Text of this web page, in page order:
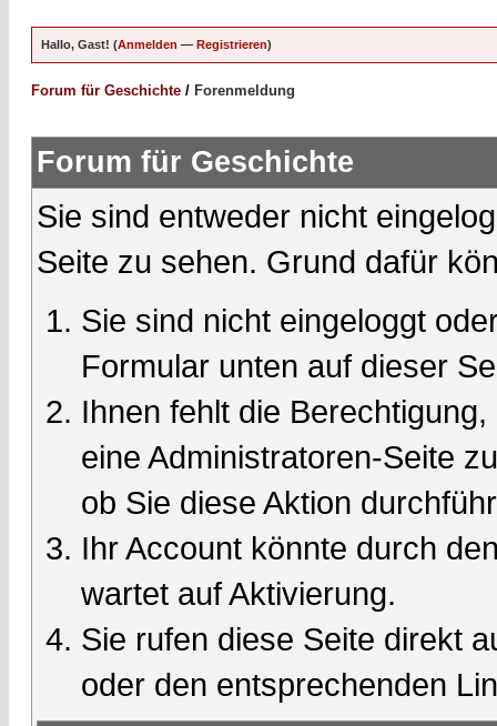
Hallo, Gast! (Anmelden — Registrieren)
Forum für Geschichte / Forenmeldung
Forum für Geschichte
Sie sind entweder nicht
Seite zu sehen. Grund dafür
Sie sind nicht eingeloggt
Formular unten auf dieser
Ihnen fehlt die
eine Administratoren-Seite
ob Sie diese Aktion
Ihr Account könnte durch
wartet auf Aktivierung.
Sie rufen diese Seite direkt
oder den entsprechenden